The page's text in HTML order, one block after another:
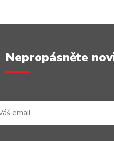
Nepropásněte